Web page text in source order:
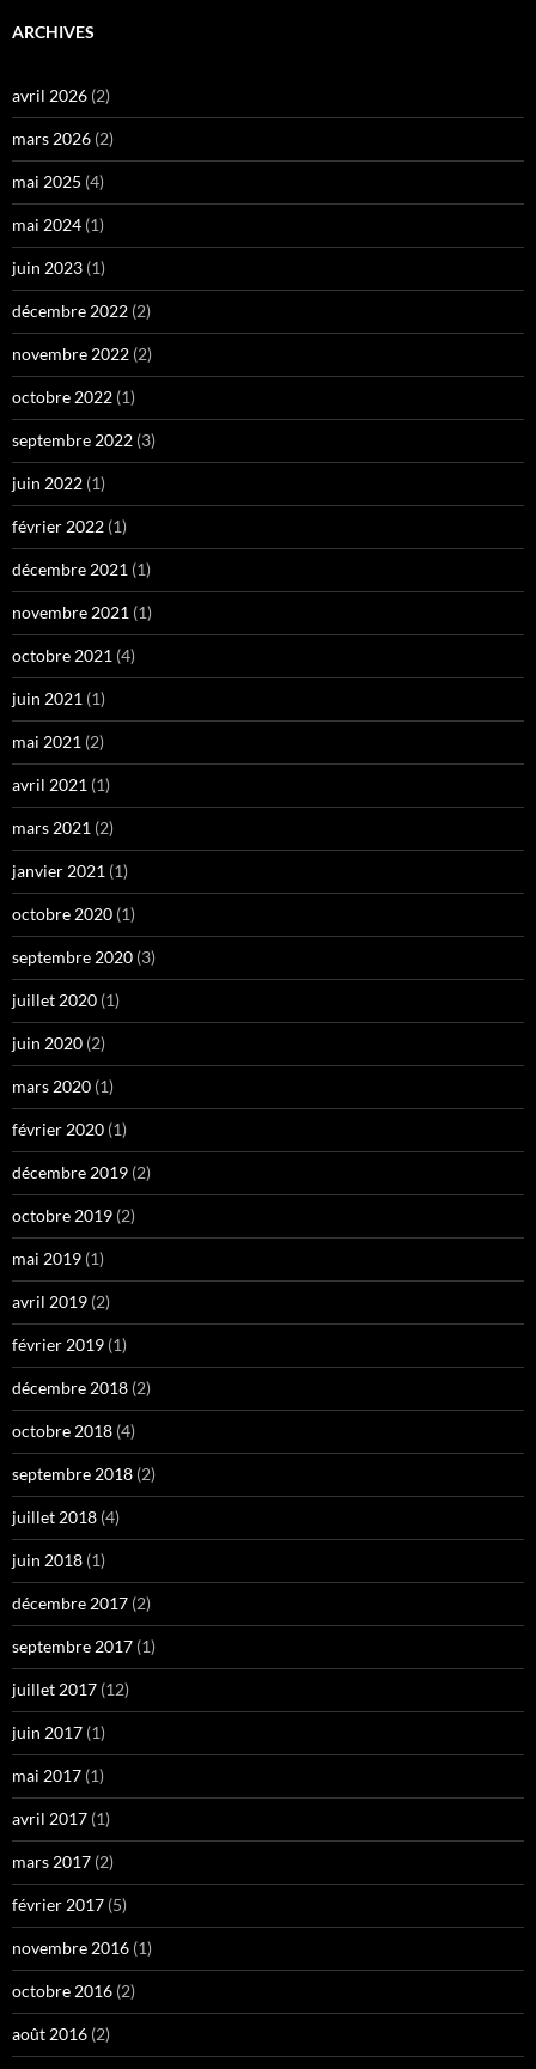
ARCHIVES
avril 2026 (2)
mars 2026 (2)
mai 2025 (4)
mai 2024 (1)
juin 2023 (1)
décembre 2022 (2)
novembre 2022 (2)
octobre 2022 (1)
septembre 2022 (3)
juin 2022 (1)
février 2022 (1)
décembre 2021 (1)
novembre 2021 (1)
octobre 2021 (4)
juin 2021 (1)
mai 2021 (2)
avril 2021 (1)
mars 2021 (2)
janvier 2021 (1)
octobre 2020 (1)
septembre 2020 (3)
juillet 2020 (1)
juin 2020 (2)
mars 2020 (1)
février 2020 (1)
décembre 2019 (2)
octobre 2019 (2)
mai 2019 (1)
avril 2019 (2)
février 2019 (1)
décembre 2018 (2)
octobre 2018 (4)
septembre 2018 (2)
juillet 2018 (4)
juin 2018 (1)
décembre 2017 (2)
septembre 2017 (1)
juillet 2017 (12)
juin 2017 (1)
mai 2017 (1)
avril 2017 (1)
mars 2017 (2)
février 2017 (5)
novembre 2016 (1)
octobre 2016 (2)
août 2016 (2)